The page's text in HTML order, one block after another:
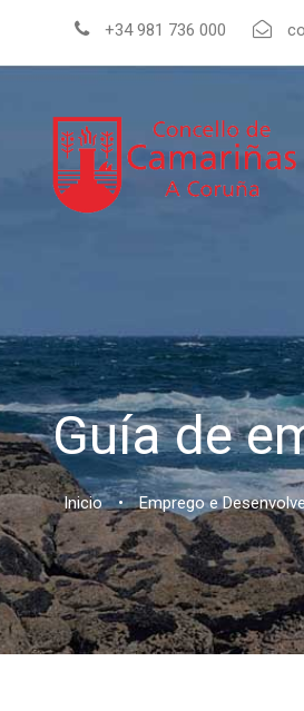
+34 981 736 000
Guía de
Inicio • Emprego e